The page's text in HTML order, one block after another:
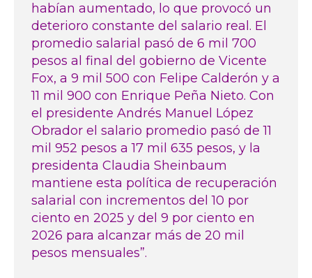
habían aumentado, lo que provocó un
deterioro constante del salario real. El
promedio salarial pasó de 6 mil 700
pesos al final del gobierno de Vicente
Fox, a 9 mil 500 con Felipe Calderón y a
11 mil 900 con Enrique Peña Nieto. Con
el presidente Andrés Manuel López
Obrador el salario promedio pasó de 11
mil 952 pesos a 17 mil 635 pesos, y la
presidenta Claudia Sheinbaum
mantiene esta política de recuperación
salarial con incrementos del 10 por
ciento en 2025 y del 9 por ciento en
2026 para alcanzar más de 20 mil
pesos mensuales”.